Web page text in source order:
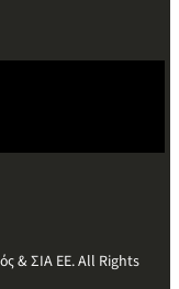
& ΣΙΑ ΕΕ. All Rights